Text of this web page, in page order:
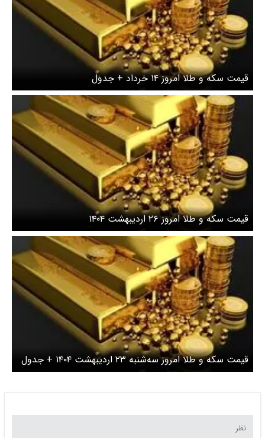
قیمت سکه و طلا امروز ۱۴ خرداد + جدول
قیمت سکه و طلا امروز ۲۶ اردیبهشت ۱۴۰۴
قیمت سکه و طلا امروز سه‌شنبه ۲۳ اردیبهشت ۱۴۰۴ + جدول